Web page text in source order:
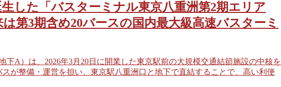
した「バスターミナル東京八重洲第2期エリア
は第3期含め20バースの国内最大級高速バスターミ
下A）は、2026年3月20日に開業した東京駅前の大規模交通結節施設の中核を
が整備・運営を担い、東京駅八重洲口と地下で直結することで、高い利便